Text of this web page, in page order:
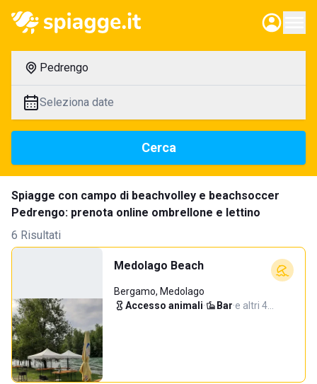
Pedrengo
Seleziona date
Cerca
Spiagge con campo di beachvolley e beachsoccer
Pedrengo: prenota online ombrellone e lettino
6 Risultati
Medolago Beach
Bergamo, Medolago
Accesso animali· Bar·e altri 4…